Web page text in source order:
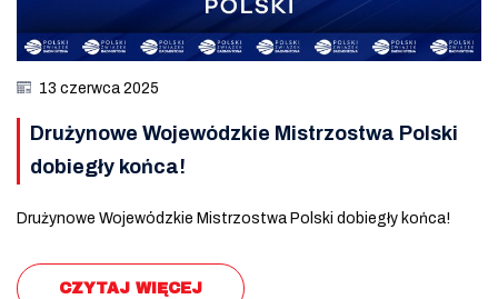
13 czerwca 2025
Drużynowe Wojewódzkie Mistrzostwa Polski
dobiegły końca!
Drużynowe Wojewódzkie Mistrzostwa Polski dobiegły końca!
CZYTAJ WIĘCEJ